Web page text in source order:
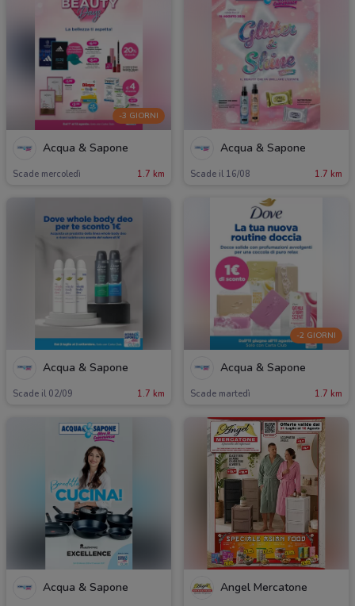
-3 GIORNI
Acqua & Sapone
Scade mercoledì 1.7 km
Acqua & Sapone
Scade il 16/08 1.7 km
Acqua & Sapone
Scade il 02/09 1.7 km
-2 GIORNI
Acqua & Sapone
Scade martedì 1.7 km
Acqua & Sapone Angel Mercatone